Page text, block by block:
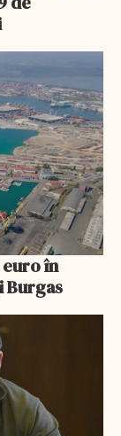
în
Burgas